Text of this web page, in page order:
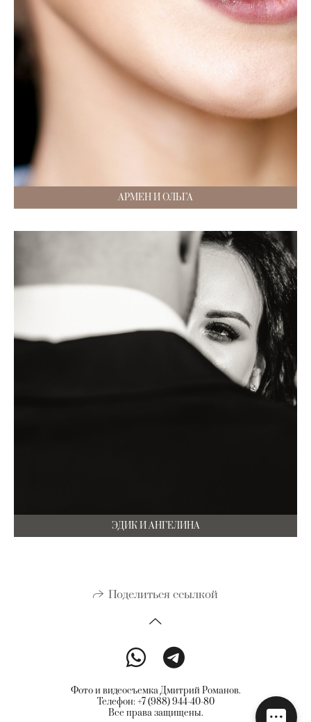
АРМЕН И ОЛЬГА
ЭДИК И АНГЕЛИНА
Поделиться ссылкой
Фото и видеосъемка Дмитрий Романов.
Телефон: +7 (988) 944-40-80
Все права защищены.